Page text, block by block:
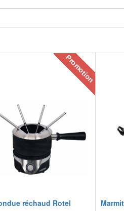
Promotion
réchaud Rotel